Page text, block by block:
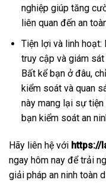
nghiệp giúp tăng
liên quan đến an
Tiện lợi và linh
truy cập và giám
Bất kể bạn ở đâu,
kiểm soát và quan
này mang lại sự
bạn kiểm soát an
Hãy liên hệ với https://
ngay hôm nay để trải
giải pháp an ninh toàn